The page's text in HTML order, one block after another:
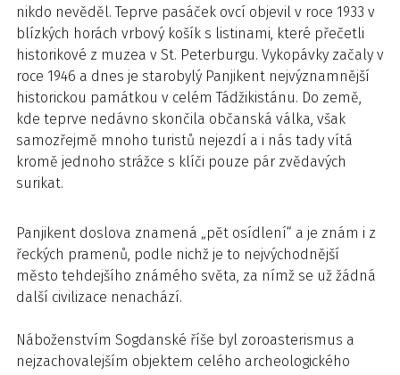
nikdo nevěděl. Teprve pasáček ovcí objevil v roce 1933 v
blízkých horách vrbový košík s listinami, které přečetli
historikové z muzea v St. Peterburgu. Vykopávky začaly v
roce 1946 a dnes je starobylý Panjikent nejvýznamnější
historickou památkou v celém Tádžikistánu. Do země,
kde teprve nedávno skončila občanská válka, však
samozřejmě mnoho turistů nejezdí a i nás tady vítá
kromě jednoho strážce s klíči pouze pár zvědavých
surikat.
Panjikent doslova znamená „pět osídlení“ a je znám i z
řeckých pramenů, podle nichž je to nejvýchodnější
město tehdejšího známého světa, za nímž se už žádná
další civilizace nenachází.
Náboženstvím Sogdanské říše byl zoroasterismus a
nejzachovalejším objektem celého archeologického